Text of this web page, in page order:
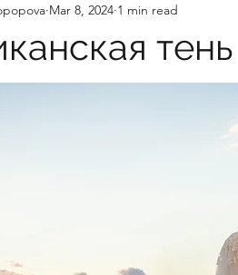
"Shadow" Articles and
Family Memories 2025
тень
Mar 8, 2024 1 min read